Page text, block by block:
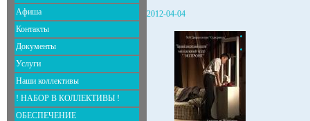
Афиша
Контакты
Документы
Услуги
Наши коллективы
! НАБОР В КОЛЛЕКТИВЫ !
ОБЕСПЕЧЕНИЕ
2012-04-04